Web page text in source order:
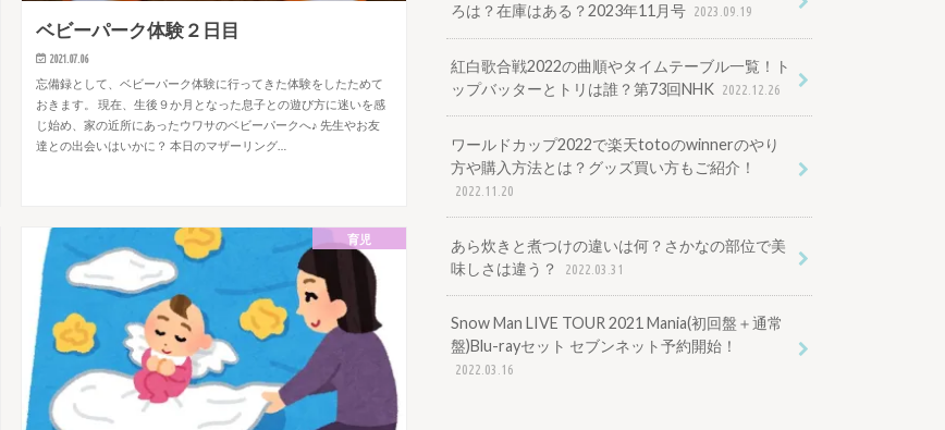
ベビーパーク体験２日目
2021.07.06
忘備録として、ベビーパーク体験に行ってきた体験をしたためて
おきます。 現在、生後９か月となった息子との遊び方に迷いを感
じ始め、家の近所にあったウワサのベビーパークへ♪ 先生やお友
達との出会いはいかに？ 本日のマザーリング…
育児
ろは？在庫はある？2023年11月号 2023.09.19
紅白歌合戦2022の曲順やタイムテーブル一覧！ト
ップバッターとトリは誰？第73回NHK 2022.12.26
ワールドカップ2022で楽天totoのwinnerのやり
方や購入方法とは？グッズ買い方もご紹介！
2022.11.20
あら炊きと煮つけの違いは何？さかなの部位で美
味しさは違う？
2022.03.31
Snow Man LIVE TOUR 2021 Mania(初回盤＋通常
盤)Blu-rayセット セブンネット予約開始！
2022.03.16